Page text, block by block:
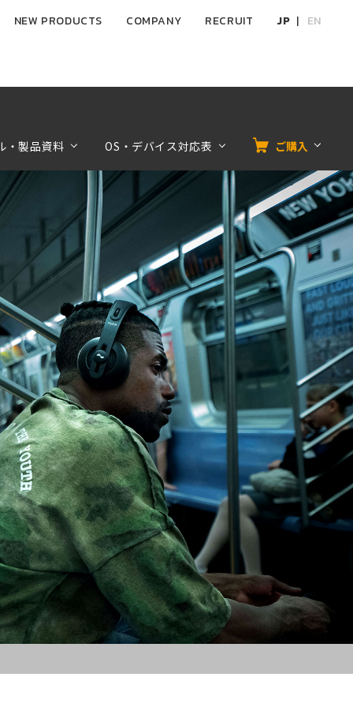
NEW PRODUCTS COMPANY RECRUIT JP EN
・製品資料 OS・デバイス対応表 ご購入